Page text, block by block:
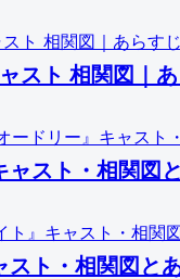
スト 相関図｜
ャスト・相関図
スト・相関図と